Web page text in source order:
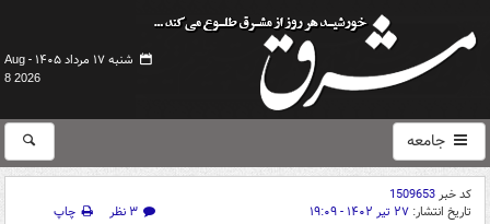
شنبه ۱۷ مرداد ۱۴۰۵ -
Aug
8 2026
جامعه
کد خبر1509653
تاریخ انتشار: ۲۷ تیر ۱۴۰۲ - ۱۹:۰۹ ۳ نظر
چاپ